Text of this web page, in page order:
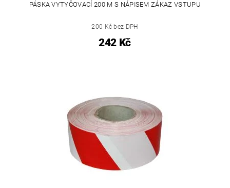
PÁSKA VYTYČOVACÍ 200 M S NÁPISEM ZÁKAZ VSTUPU
200 Kč bez DPH
242 Kč